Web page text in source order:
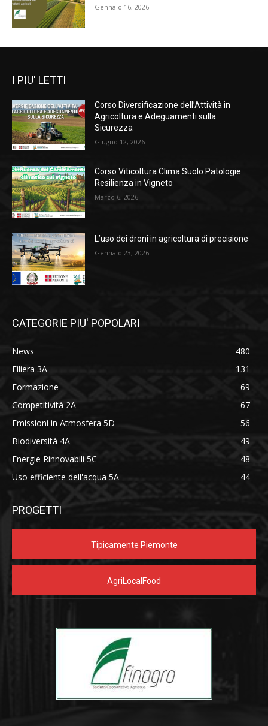
Gennaio 16, 2026
I PIU' LETTI
Corso Diversificazione dell’Attività in
Agricoltura e Adeguamenti sulla
Sicurezza
Giugno 12, 2026
Corso Viticoltura Clima Suolo Patologie:
Resilienza in Vigneto
Marzo 6, 2026
L’uso dei droni in agricoltura di precisione
Gennaio 23, 2026
CATEGORIE PIU' POPOLARI
News
480
Filiera 3A
131
Formazione
69
Competitività 2A
67
Emissioni in Atmosfera 5D
56
Biodiversità 4A
49
Energie Rinnovabili 5C
48
Uso efficiente dell'acqua 5A
44
PROGETTI
Tipicamente Piemonte
AgriLocalFood